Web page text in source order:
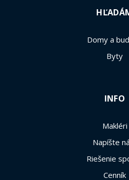
Domy a
Byty
INFO
Makléri
Napíšte
Riešenie
Cenník